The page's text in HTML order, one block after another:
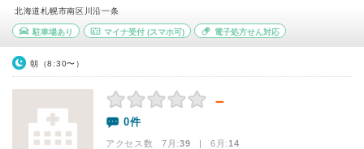
北海道札幌市南区川沿一条
駐車場あり マイナ受付(スマホ可) 電子処方せん対応
朝（8:30〜）
－
0件
アクセス数 7月:39 | 6月:14